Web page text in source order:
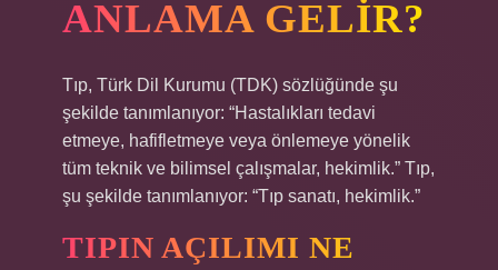
ANLAMA GELIR?
Tıp, Türk Dil Kurumu (TDK) sözlüğünde şu
şekilde tanımlanıyor: “Hastalıkları tedavi
etmeye, hafifletmeye veya önlemeye yönelik
tüm teknik ve bilimsel çalışmalar, hekimlik.” Tıp,
şu şekilde tanımlanıyor: “Tıp sanatı, hekimlik.”
TIPIN AÇILIMI NE